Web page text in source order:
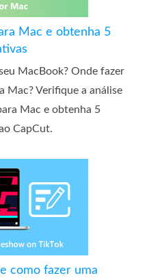
Mac e obtenha 5
MacBook? Onde fazer
Mac? Verifique a análise
Mac e obtenha 5
CapCut.
como fazer uma